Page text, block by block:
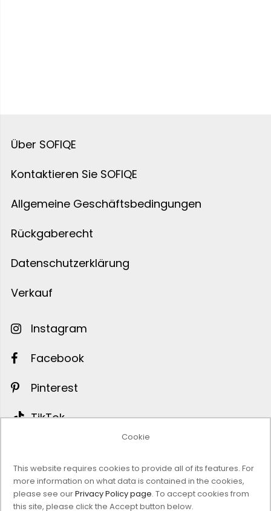
Cookie
This website requires cookies to provide all of its features. For
more information on what data is contained in the cookies,
please see ourPrivacy Policy page. To accept cookies from
this site, please click the Accept button below.
Über SOFIQE
Kontaktieren Sie SOFIQE
Allgemeine Geschäftsbedingungen
Rückgaberecht
Datenschutzerklärung
Verkauf
Instagram
Facebook
Pinterest
TikTok
Abonnieren Sie unseren Newsletter